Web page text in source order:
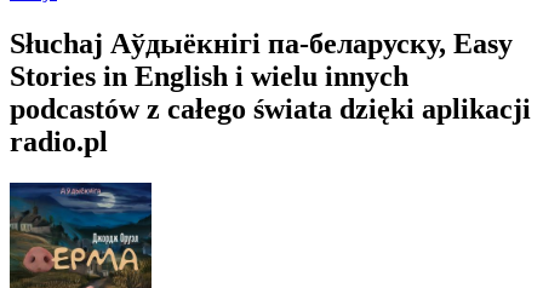
Słuchaj Аўдыёкнігі па-беларуску, Easy
Stories in English i wielu innych
podcastów z całego świata dzięki aplikacji
radio.pl